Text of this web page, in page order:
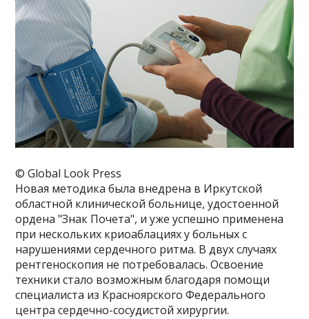
© Global Look Press
Новая методика была внедрена в Иркутской
областной клинической больнице, удостоенной
ордена "Знак Почета", и уже успешно применена
при нескольких криоаблациях у больных с
нарушениями сердечного ритма. В двух случаях
рентгеноскопия не потребовалась. Освоение
техники стало возможным благодаря помощи
специалиста из Красноярского Федерального
центра сердечно-сосудистой хирургии.